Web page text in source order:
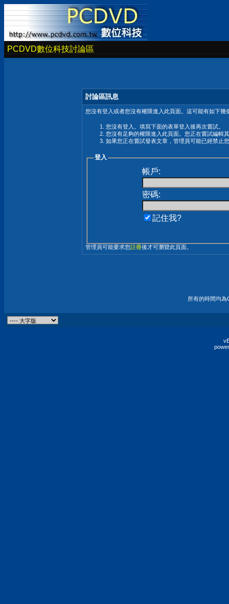
PCDVD數位科技討論區
討論區訊息
您沒有登入或者您沒有權限進入此頁面。這可能有如下幾
您沒有登入。填寫下面的表單登入後再次嘗試。
您沒有足夠的權限進入此頁面。您正在嘗試編輯
如果您正在嘗試發表文章，管理員可能已經禁止
登入
帳戶:
密碼:
記住我?
管理員可能要求您註冊後才可瀏覽此頁面。
所有的時間均為